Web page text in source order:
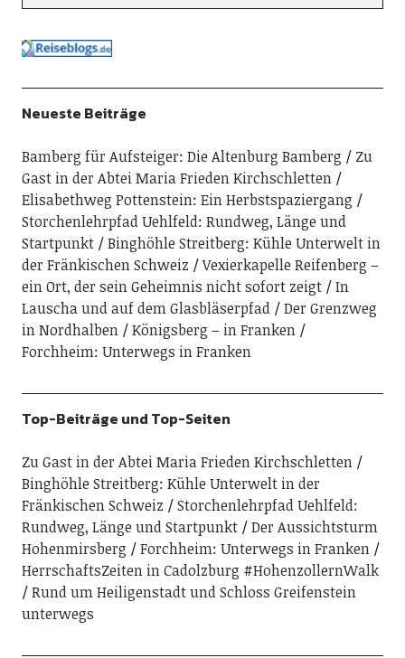
Neueste Beiträge
Bamberg für Aufsteiger: Die Altenburg Bamberg
Zu
Gast in der Abtei Maria Frieden Kirchschletten
Elisabethweg Pottenstein: Ein Herbstspaziergang
Storchenlehrpfad Uehlfeld: Rundweg, Länge und
Startpunkt
Binghöhle Streitberg: Kühle Unterwelt in
der Fränkischen Schweiz
Vexierkapelle Reifenberg –
ein Ort, der sein Geheimnis nicht sofort zeigt
In
Lauscha und auf dem Glasbläserpfad
Der Grenzweg
in Nordhalben
Königsberg – in Franken
Forchheim: Unterwegs in Franken
Top-Beiträge und Top-Seiten
Zu Gast in der Abtei Maria Frieden Kirchschletten
Binghöhle Streitberg: Kühle Unterwelt in der
Fränkischen Schweiz
Storchenlehrpfad Uehlfeld:
Rundweg, Länge und Startpunkt
Der Aussichtsturm
Hohenmirsberg
Forchheim: Unterwegs in Franken
HerrschaftsZeiten in Cadolzburg #HohenzollernWalk
Rund um Heiligenstadt und Schloss Greifenstein
unterwegs